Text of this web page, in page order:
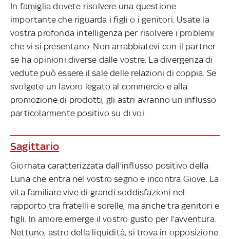
In famiglia dovete risolvere una questione
importante che riguarda i figli o i genitori. Usate la
vostra profonda intelligenza per risolvere i problemi
che vi si presentano. Non arrabbiatevi con il partner
se ha opinioni diverse dalle vostre. La divergenza di
vedute può essere il sale delle relazioni di coppia. Se
svolgete un lavoro legato al commercio e alla
promozione di prodotti, gli astri avranno un influsso
particolarmente positivo su di voi.
Sagittario
Giornata caratterizzata dall’influsso positivo della
Luna che entra nel vostro segno e incontra Giove. La
vita familiare vive di grandi soddisfazioni nel
rapporto tra fratelli e sorelle, ma anche tra genitori e
figli. In amore emerge il vostro gusto per l’avventura.
Nettuno, astro della liquidità, si trova in opposizione